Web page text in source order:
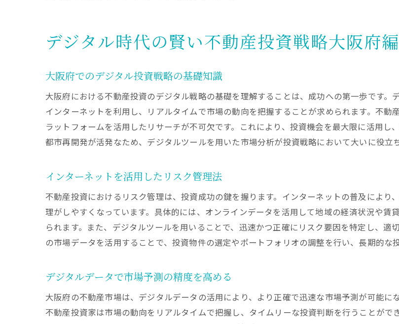
インターネット活用で成功する大阪府不動産投
成功するためのインターネット戦略の基本
デジタルツールで投資リスクを最小化
成功事例から学ぶインターネット活用法
オンラインサポートで投資を効率化する
デジタル時代の賢い不動産投資戦略大阪府編
大阪府でのデジタル投資戦略の基礎知識
大阪府における不動産投資のデジタル戦略の基礎を理解することは、成功への第一歩です
インターネットを利用し、リアルタイムで市場の動向を把握することが求められます。不
ラットフォームを活用したリサーチが不可欠です。これにより、投資機会を最大限に活用し
都市再開発が活発なため、デジタルツールを用いた市場分析が投資戦略において大いに役立ち
インターネットを活用したリスク管理法
不動産投資におけるリスク管理は、投資成功の鍵を握ります。インターネットの普及によ
理がしやすくなっています。具体的には、オンラインデータを活用して地域の経済状況や賃
られます。また、デジタルツールを用いることで、迅速かつ正確にリスク要因を特定し、
の市場データを活用することで、投資物件の選定やポートフォリオの調整を行い、長期的な
デジタルデータで市場予測の精度を高める
大阪府の不動産市場は、デジタルデータの活用により、より正確で迅速な市場予測が可能に
不動産投資家は市場の動向をリアルタイムで把握し、タイムリーな投資判断を行うことが